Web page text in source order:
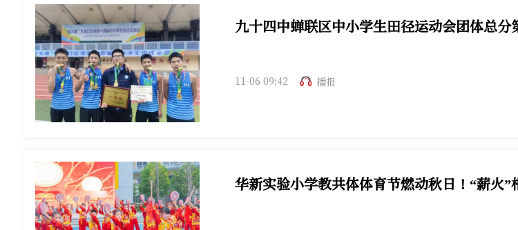
九十四中蝉联区中小学生田径运动会团体总分
11-06 09:42 播报
华新实验小学教共体体育节燃动秋日！“薪火”